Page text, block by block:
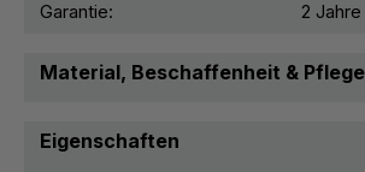
Garantie: 2 Jahre
Material, Beschaffenheit & Pflege
Eigenschaften